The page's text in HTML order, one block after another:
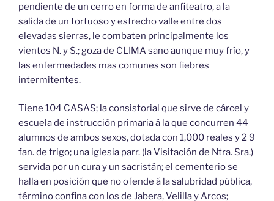
pendiente de un cerro en forma de anfiteatro, a la
salida de un tortuoso y estrecho valle entre dos
elevadas sierras, le combaten principalmente los
vientos N. y S.; goza de CLIMA sano aunque muy frío, y
las enfermedades mas comunes son fiebres
intermitentes.
Tiene 104 CASAS; la consistorial que sirve de cárcel y
escuela de instrucción primaria á la que concurren 44
alumnos de ambos sexos, dotada con 1,000 reales y 2 9
fan. de trigo; una iglesia parr. (la Visitación de Ntra. Sra.)
servida por un cura y un sacristán; el cementerio se
halla en posición que no ofende á la salubridad pública,
término confina con los de Jabera, Velilla y Arcos;